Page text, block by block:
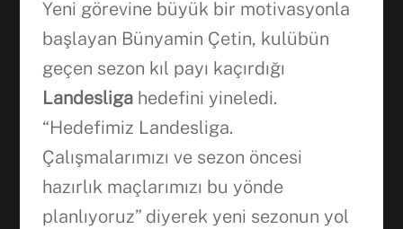
Yeni görevine büyük bir motivasyonla
başlayan Bünyamin Çetin, kulübün
geçen sezon kıl payı kaçırdığı
Landesligahedefini yineledi.
“Hedefimiz Landesliga.
Çalışmalarımızı ve sezon öncesi
hazırlık maçlarımızı bu yönde
planlıyoruz” diyerek yeni sezonun yol